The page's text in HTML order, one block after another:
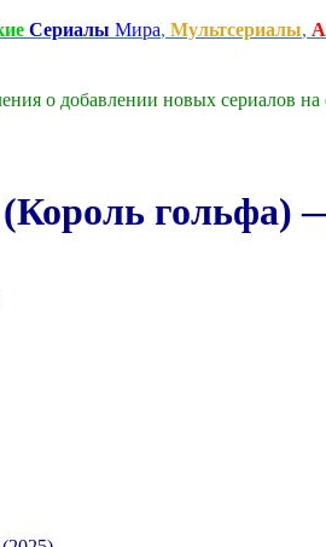
Сериалы Мира, Мультсериалы,
о добавлении новых сериалов на
гольфа)